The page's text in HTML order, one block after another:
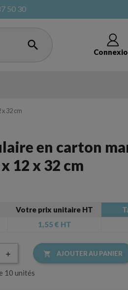
50 30

bag
32 cm
en carton
12 x 32 cm
Votre prix unitaire HT
1,55 € HT
 AJOUTER AU PANIER
10 unités